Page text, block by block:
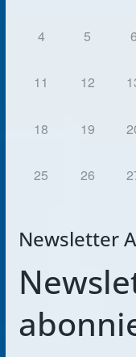
Newsletter
4 5 6
11 12
18 19
25 26